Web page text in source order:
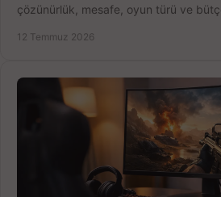
çözünürlük, mesafe, oyun türü ve
12 Temmuz 2026